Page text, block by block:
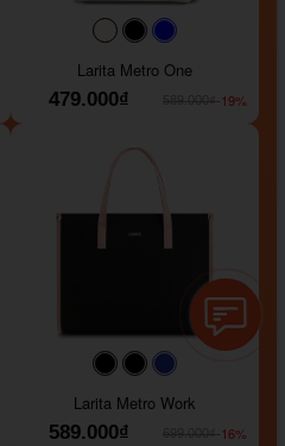
#faf0e6#000000
Larita Metro One
479.000₫
-19%
#000000#000000
Larita Metro Work
589.000₫
-16%